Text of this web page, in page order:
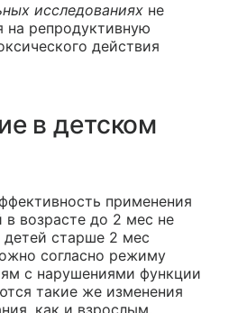
исследованиях не
на репродуктивную
действия
в детском
применения
в возрасте до 2 мес не
старше 2 мес
согласно режиму
с нарушениями функции
такие же изменения